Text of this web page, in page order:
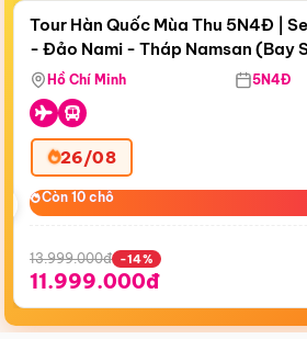
Còn19 ngày 08:49:40
Tour Hàn Quốc Mùa Thu 5N4Đ |
- Đảo Nami - Tháp Namsan (Bay
Airways)
Hồ Chí Minh 5N4Đ
26/08
Còn 10 chỗ
Còn 10 chỗ
13.999.000đ -14%
11.999.000đ